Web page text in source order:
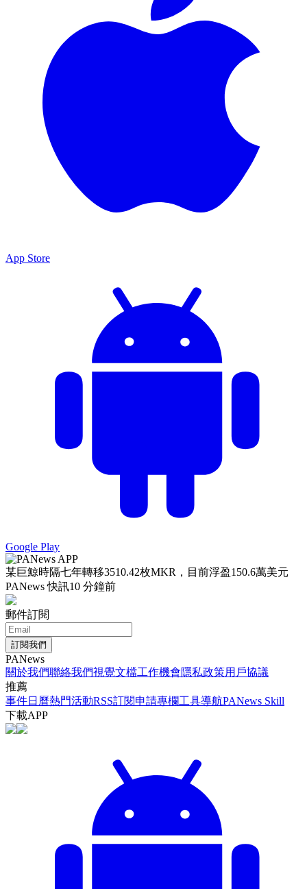
App Store
Google Play
某巨鯨時隔七年轉移3510.42枚MKR，目前浮盈150.6萬美元
PANews 快訊10 分鐘前
郵件訂閱
訂閱我們
PANews
關於我們聯絡我們視覺文檔工作機會隱私政策用戶協議
推薦
事件日曆熱門活動RSS訂閱申請專欄工具導航PANews Skill
下載APP